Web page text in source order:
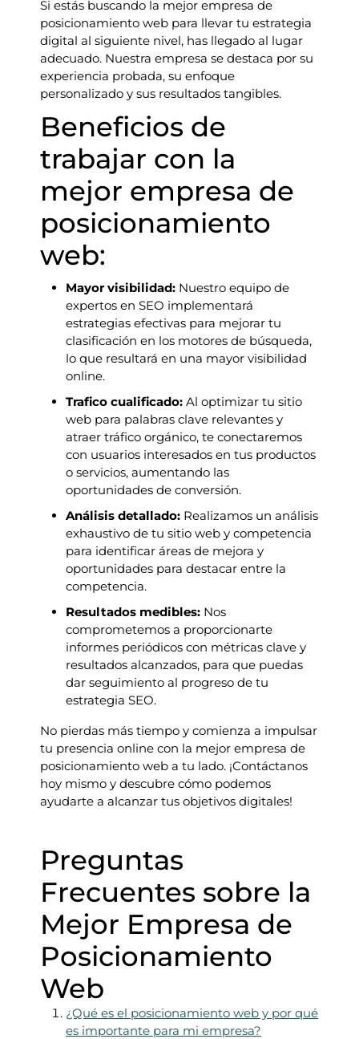
Si estás buscando la mejor empresa de
posicionamiento web para llevar tu estrategia
digital al siguiente nivel, has llegado al lugar
adecuado. Nuestra empresa se destaca por su
experiencia probada, su enfoque
personalizado y sus resultados tangibles.
Beneficios de
trabajar con la
mejor empresa de
posicionamiento
web:
Mayor visibilidad: Nuestro equipo de
expertos en SEO implementará
estrategias efectivas para mejorar tu
clasificación en los motores de búsqueda,
lo que resultará en una mayor visibilidad
online.
Trafico cualificado: Al optimizar tu sitio
web para palabras clave relevantes y
atraer tráfico orgánico, te conectaremos
con usuarios interesados en tus productos
o servicios, aumentando las
oportunidades de conversión.
Análisis detallado: Realizamos un análisis
exhaustivo de tu sitio web y competencia
para identificar áreas de mejora y
oportunidades para destacar entre la
competencia.
Resultados medibles: Nos
comprometemos a proporcionarte
informes periódicos con métricas clave y
resultados alcanzados, para que puedas
dar seguimiento al progreso de tu
estrategia SEO.
No pierdas más tiempo y comienza a impulsar
tu presencia online con la mejor empresa de
posicionamiento web a tu lado. ¡Contáctanos
hoy mismo y descubre cómo podemos
ayudarte a alcanzar tus objetivos digitales!
Preguntas
Frecuentes sobre la
Mejor Empresa de
Posicionamiento
Web
¿Qué es el posicionamiento web y por qué
es importante para mi empresa?